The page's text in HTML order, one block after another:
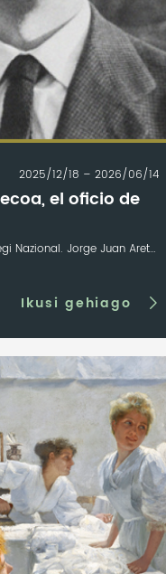
2025/12/18 – 2026/06/14
el oficio de
Españako Liburutegi Nazional. Jorge Juan Aretoa. Madrid
Ikusi gehiago